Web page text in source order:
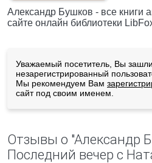
Александр Бушков - все книги
сайте онлайн библиотеки
Уважаемый посетитель, Вы
незарегистрированный
Мы рекомендуем Вам
сайт под своим именем.
Отзывы о "Александр
Последний вечер с